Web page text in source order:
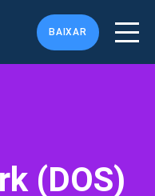
BAIXAR
(DOS)